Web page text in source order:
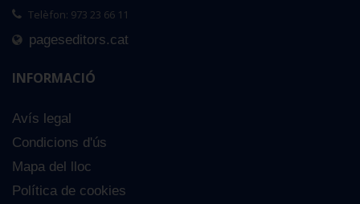
Telèfon: 973 23 66 11
pageseditors.cat
INFORMACIÓ
Avís legal
Condicions d'ús
Mapa del lloc
Política de cookies